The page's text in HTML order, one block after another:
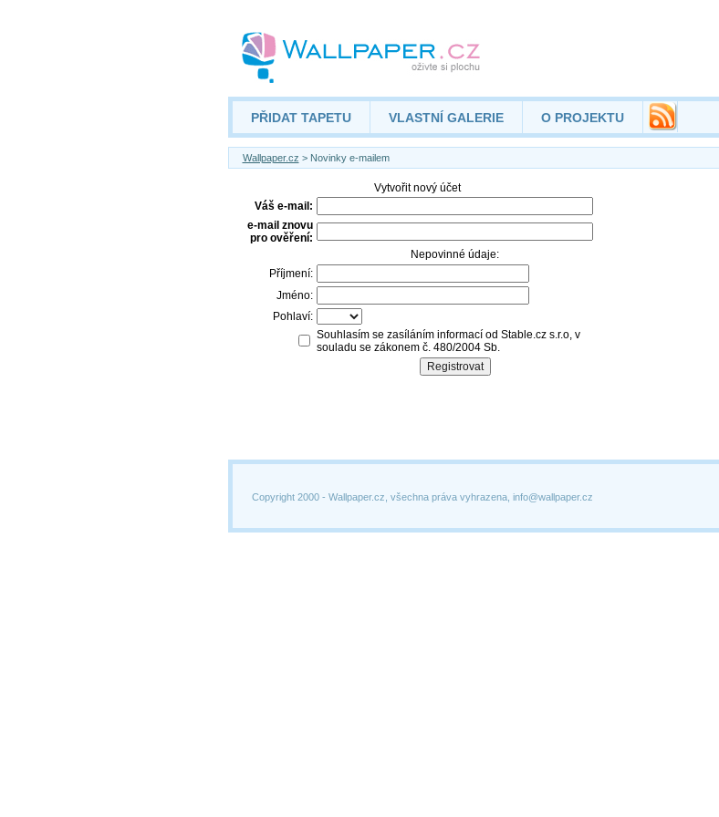
PŘIDAT TAPETU VLASTNÍ GALERIE O PROJEKTU
Wallpaper.cz > Novinky e-mailem
Copyright 2000 - Wallpaper.cz, všechna práva vyhrazena, info@wallpaper.cz